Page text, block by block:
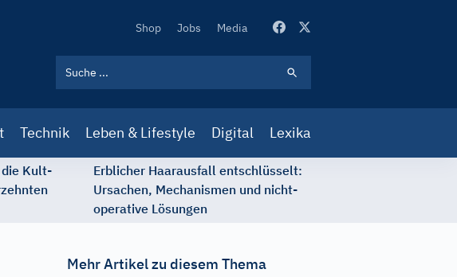
Secondary
Shop Jobs Media
Technik Leben & Lifestyle Digital Lexika
die Kult-
Erblicher Haarausfall entschlüsselt:
Ursachen, Mechanismen und nicht-
operative Lösungen
Mehr Artikel zu diesem Thema